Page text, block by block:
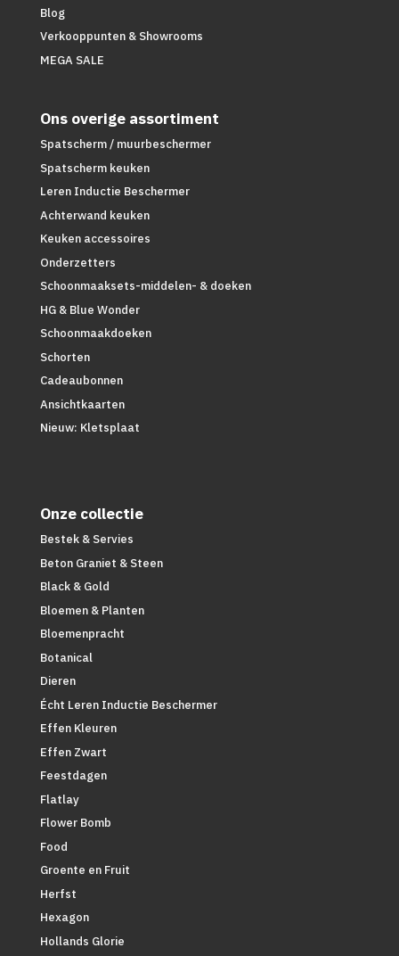
Blog
Verkooppunten & Showrooms
MEGA SALE
Ons overige assortiment
Spatscherm / muurbeschermer
Spatscherm keuken
Leren Inductie Beschermer
Achterwand keuken
Keuken accessoires
Onderzetters
Schoonmaaksets-middelen- & doeken
HG & Blue Wonder
Schoonmaakdoeken
Schorten
Cadeaubonnen
Ansichtkaarten
Nieuw: Kletsplaat
Onze collectie
Bestek & Servies
Beton Graniet & Steen
Black & Gold
Bloemen & Planten
Bloemenpracht
Botanical
Dieren
Écht Leren Inductie Beschermer
Effen Kleuren
Effen Zwart
Feestdagen
Flatlay
Flower Bomb
Food
Groente en Fruit
Herfst
Hexagon
Hollands Glorie